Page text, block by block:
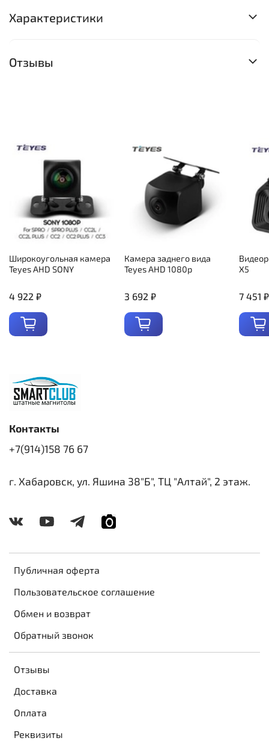
Характеристики
Отзывы
Широкоугольная камера
Teyes AHD SONY
4 922 ₽
Камера заднего вида
Teyes AHD 1080p
3 692 ₽
X5
7 451 ₽
Публичная оферта
Пользовательское соглашение
Обмен и возврат
Обратный звонок
Отзывы
Доставка
Оплата
Реквизиты
Контакты
+7(914)158 76 67
г. Хабаровск, ул. Яшина 38"Б", ТЦ "Алтай", 2 этаж.